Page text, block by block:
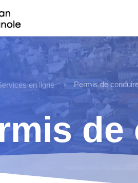
en ligne 5 Permis de